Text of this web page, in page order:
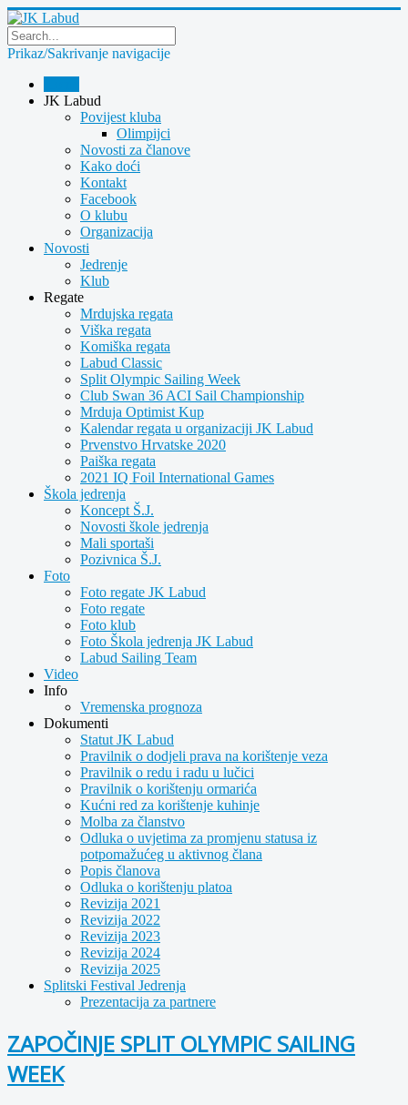
Prikaz/Sakrivanje navigacije
JK Labud
Povijest kluba
Olimpijci
Novosti za članove
Kako doći
Kontakt
Facebook
O klubu
Organizacija
Novosti
Jedrenje
Klub
Regate
Mrdujska regata
Viška regata
Komiška regata
Labud Classic
Split Olympic Sailing Week
Club Swan 36 ACI Sail Championship
Mrduja Optimist Kup
Kalendar regata u organizaciji JK Labud
Prvenstvo Hrvatske 2020
Paiška regata
2021 IQ Foil International Games
Škola jedrenja
Koncept Š.J.
Novosti škole jedrenja
Mali sportaši
Pozivnica Š.J.
Foto
Foto regate JK Labud
Foto regate
Foto klub
Foto Škola jedrenja JK Labud
Labud Sailing Team
Video
Info
Vremenska prognoza
Dokumenti
Statut JK Labud
Pravilnik o dodjeli prava na korištenje veza
Pravilnik o redu i radu u lučici
Pravilnik o korištenju ormarića
Kućni red za korištenje kuhinje
Molba za članstvo
Odluka o uvjetima za promjenu statusa iz
potpomažućeg u aktivnog člana
Popis članova
Odluka o korištenju platoa
Revizija 2021
Revizija 2022
Revizija 2023
Revizija 2024
Revizija 2025
Splitski Festival Jedrenja
Prezentacija za partnere
ZAPOČINJE SPLIT OLYMPIC SAILING
WEEK